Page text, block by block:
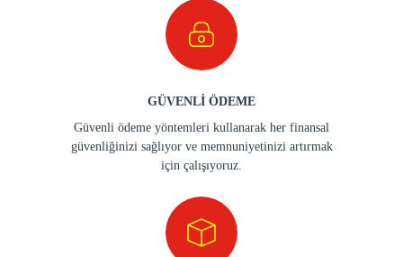
GÜVENLİ ÖDEME
Güvenli ödeme yöntemleri kullanarak her finansal
güvenliğinizi sağlıyor ve memnuniyetinizi artırmak
için çalışıyoruz.